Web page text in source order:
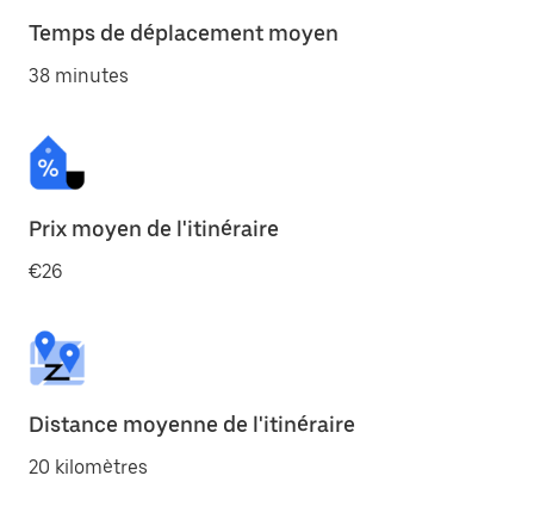
Temps de déplacement moyen
38 minutes
Prix moyen de l'itinéraire
€26
Distance moyenne de l'itinéraire
20 kilomètres